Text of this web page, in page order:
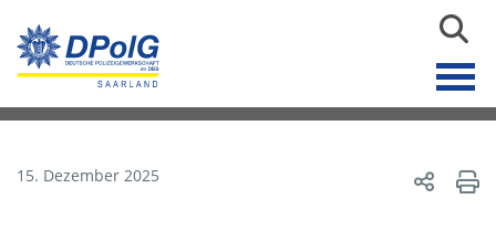
15. Dezember 2025